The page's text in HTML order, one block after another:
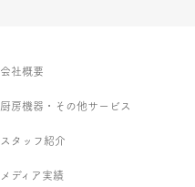
会社概要
厨房機器・その他サービス
スタッフ紹介
メディア実績